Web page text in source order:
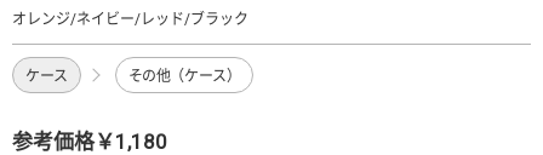
オレンジ/ネイビー/レッド/ブラック
ケース その他（ケース）
参考価格￥1,180